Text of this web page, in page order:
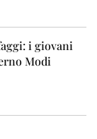
i giovani
Modi